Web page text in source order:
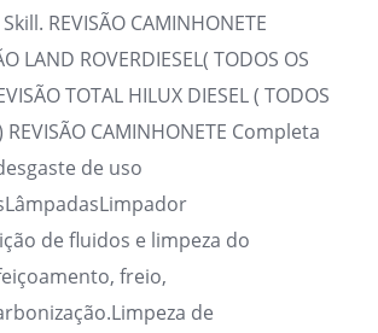
REVISÃO CAMINHONETE
LAND ROVERDIESEL( TODOS OS
TOTAL HILUX DIESEL ( TODOS
REVISÃO CAMINHONETE Completa
de uso
de fluidos e limpeza do
freio,
de